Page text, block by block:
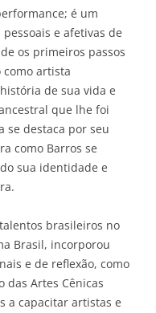
é um
e afetivas de
os primeiros passos
como artista
de sua vida e
que lhe foi
se destaca por seu
como Barros se
sua identidade e
brasileiros no
Brasil, incorporou
e de reflexão, como
das Artes Cênicas
a capacitar artistas e